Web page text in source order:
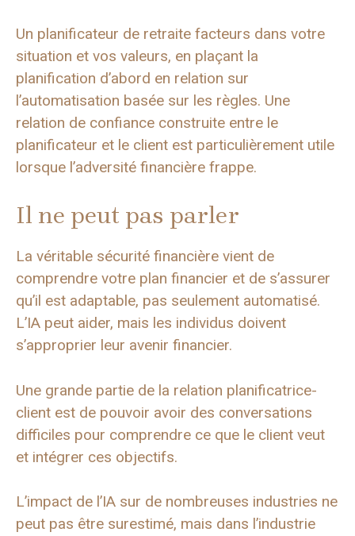
Un planificateur de retraite facteurs dans votre
situation et vos valeurs, en plaçant la
planification d’abord en relation sur
l’automatisation basée sur les règles. Une
relation de confiance construite entre le
planificateur et le client est particulièrement utile
lorsque l’adversité financière frappe.
Il ne peut pas parler
La véritable sécurité financière vient de
comprendre votre plan financier et de s’assurer
qu’il est adaptable, pas seulement automatisé.
L’IA peut aider, mais les individus doivent
s’approprier leur avenir financier.
Une grande partie de la relation planificatrice-
client est de pouvoir avoir des conversations
difficiles pour comprendre ce que le client veut
et intégrer ces objectifs.
L’impact de l’IA sur de nombreuses industries ne
peut pas être surestimé, mais dans l’industrie